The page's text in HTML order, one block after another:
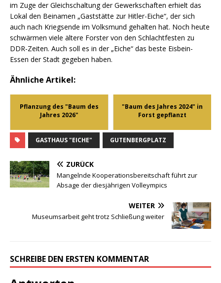
im Zuge der Gleichschaltung der Gewerkschaften erhielt das
Lokal den Beinamen „Gaststätte zur Hitler-Eiche“, der sich
auch nach Kriegsende im Volksmund gehalten hat. Noch heute
schwärmen viele ältere Forster von den Schlachtfesten zu
DDR-Zeiten. Auch soll es in der „Eiche“ das beste Eisbein-
Essen der Stadt gegeben haben.
Ähnliche Artikel:
Pflanzung des "Baum des
Jahres 2026"
"Baum des Jahres 2024" in
Forst gepflanzt
GASTHAUS "EICHE" GUTENBERGPLATZ
ZURÜCK
Mangelnde Kooperationsbereitschaft führt zur
Absage der diesjährigen Volleympics
WEITER
Museumsarbeit geht trotz Schließung weiter
SCHREIBE DEN ERSTEN KOMMENTAR